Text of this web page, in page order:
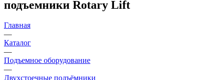
подъемники Rotary Lift
Главная
—
Каталог
—
Подъемное оборудование
—
Двухстоечные подъёмники